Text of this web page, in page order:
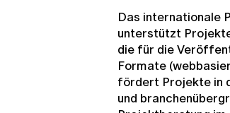
Das internationale
unterstützt
die für die
Formate
fördert Projekte in
und